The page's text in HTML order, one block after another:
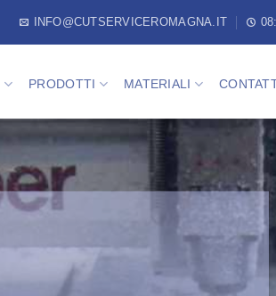
INFO@CUTSERVICEROMAGNA.IT
PRODOTTI MATERIALI